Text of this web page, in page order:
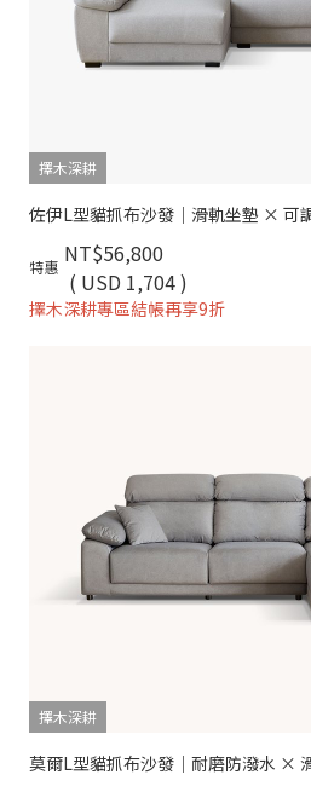
擇木深耕
特惠 NT$56,800
( USD 1,704 )
擇木深耕專區結帳再享9折
擇木深耕